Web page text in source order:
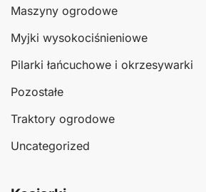
Maszyny ogrodowe
Myjki wysokociśnieniowe
Pilarki łańcuchowe i okrzesywarki
Pozostałe
Traktory ogrodowe
Uncategorized